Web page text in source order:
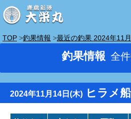
TOP 釣果情報 最近の釣果 2024年11月
釣果情報 全
2024年11月14日(木) ヒラメ船